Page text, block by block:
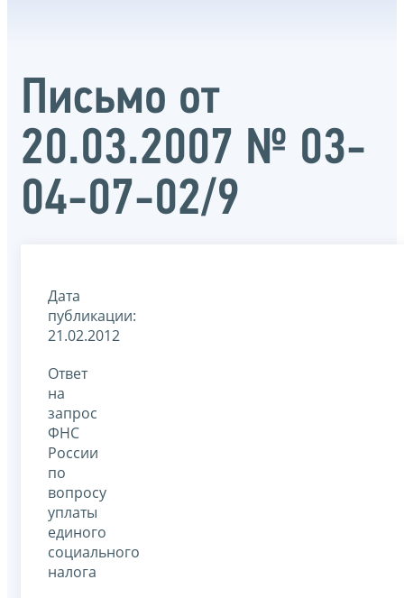
Письмо от
20.03.2007 № 03-
04-07-02/9
Дата
публикации:
21.02.2012
Ответ
на
запрос
ФНС
России
по
вопросу
уплаты
единого
социального
налога